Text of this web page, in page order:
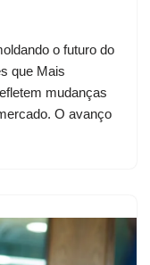
o futuro do
que Mais
mudanças
O avanço